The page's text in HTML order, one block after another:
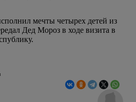
мечты четырех детей из
Дед Мороз в ходе визита в